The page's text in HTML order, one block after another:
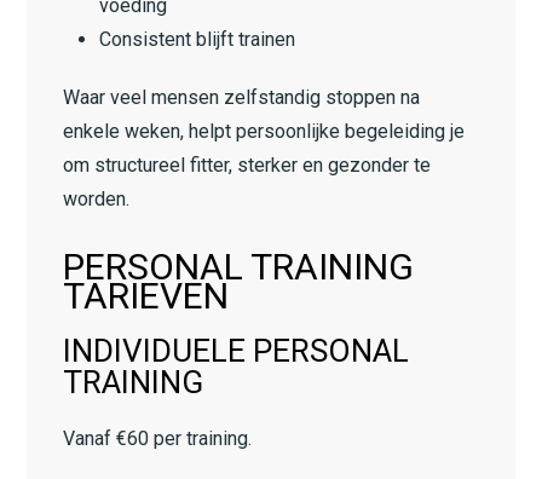
voeding
Consistent blijft trainen
Waar veel mensen zelfstandig stoppen na
enkele weken, helpt persoonlijke begeleiding je
om structureel fitter, sterker en gezonder te
worden.
PERSONAL TRAINING
TARIEVEN
INDIVIDUELE PERSONAL
TRAINING
Vanaf €60 per training.